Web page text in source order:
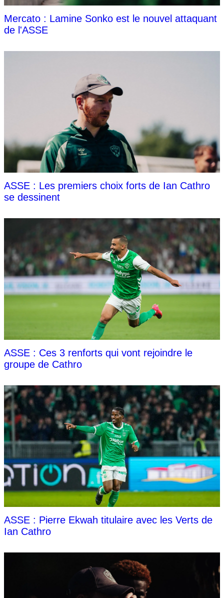
Mercato : Lamine Sonko est le nouvel attaquant
de l'ASSE
ASSE : Les premiers choix forts de Ian Cathro
se dessinent
ASSE : Ces 3 renforts qui vont rejoindre le
groupe de Cathro
ASSE : Pierre Ekwah titulaire avec les Verts de
Ian Cathro